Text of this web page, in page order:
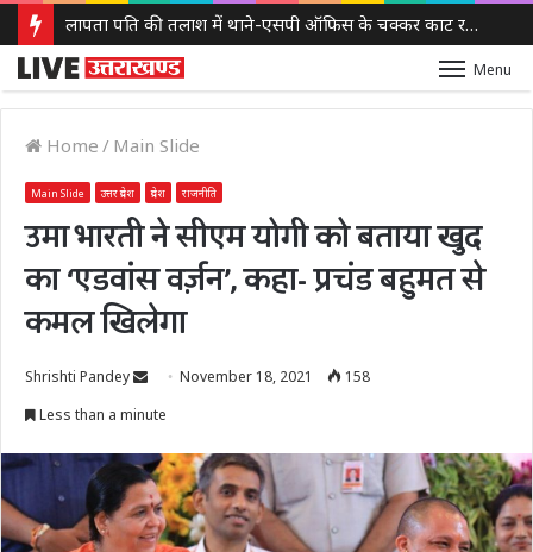
लापता पति की तलाश में थाने-एसपी ऑफिस के चक्कर काट रही नवविवाहिता, ससुराल वालों पर गंभीर आरोप
Menu
Home / Main Slide
Main Slide उत्तर प्रदेश प्रदेश राजनीति
उमा भारती ने सीएम योगी को बताया खुद
का ‘एडवांस वर्ज़न’, कहा- प्रचंड बहुमत से
कमल खिलेगा
Shrishti Pandey
SendNovember 18, 2021
158
Less than a minute